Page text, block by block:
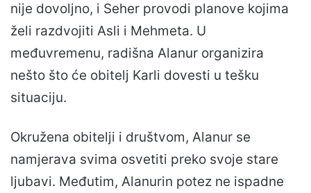
nije dovoljno, i Seher provodi planove kojima
želi razdvojiti Asli i Mehmeta. U
međuvremenu, radišna Alanur organizira
nešto što će obitelj Karli dovesti u tešku
situaciju.
Okružena obitelji i društvom, Alanur se
namjerava svima osvetiti preko svoje stare
ljubavi. Međutim, Alanurin potez ne ispadne